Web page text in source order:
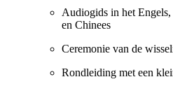
Audiogids in het
en Chinees
Ceremonie van de
Rondleiding met een